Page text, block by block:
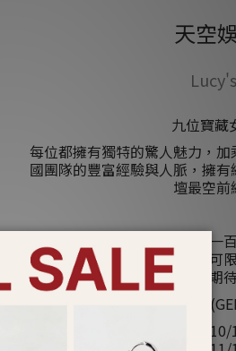
天空
九位寶藏
每位都擁有獨特的驚人魅力，
國團隊的豐富經驗與人脈，擁
壇最空前
近一
無可
最值得期
未來少女 幻藍小熊
10/